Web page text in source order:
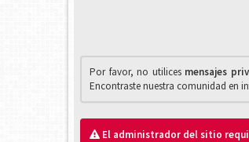
Por favor, no utilices mensajes
Encontraste nuestra comunidad en
El administrador del sitio